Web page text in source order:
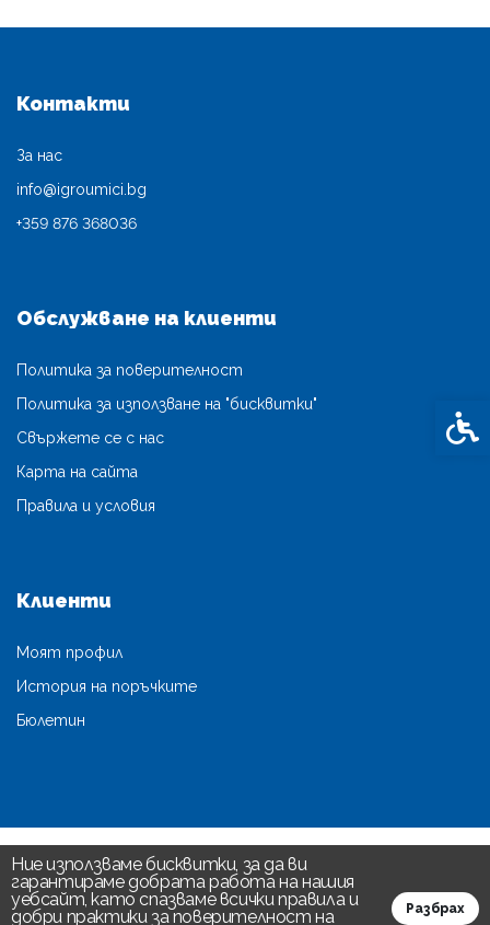
Ние използваме бисквитки, за да ви
гарантираме добрата работа на нашия
уебсайт, като спазваме всички правила и
добри практики за поверителност на
Разбрах
Контакти
За нас
info@igroumici.bg
+359 876 368036
Обслужване на клиенти
Политика за поверителност
Политика за използване на "бисквитки"
Свържете се с нас
Карта на сайта
Правила и условия
Клиенти
Моят профил
История на поръчките
Бюлетин